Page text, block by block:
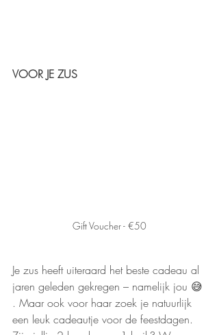
VOOR JE ZUS
Gift Voucher - €50
Je zus heeft uiteraard het beste cadeau al
jaren geleden gekregen – namelijk jou 😅
. Maar ook voor haar zoek je natuurlijk
een leuk cadeautje voor de feestdagen.